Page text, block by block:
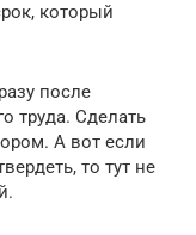
который
после
труда. Сделать
А вот если
то тут не